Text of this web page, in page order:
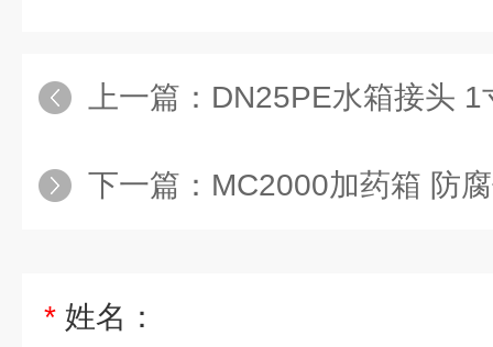
上一篇： DN25PE水箱接头
下一篇： MC2000加药箱 防
* 姓名：